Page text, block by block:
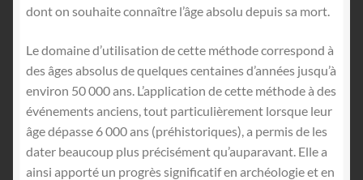
dont on souhaite connaître l’âge absolu depuis sa mort.
Le domaine d’utilisation de cette méthode correspond à
des âges absolus de quelques centaines d’années jusqu’à
environ 50 000 ans. L’application de cette méthode à des
événements anciens, tout particulièrement lorsque leur
âge dépasse 6 000 ans (préhistoriques), a permis de les
dater beaucoup plus précisément qu’auparavant. Elle a
ainsi apporté un progrès significatif en archéologie et en